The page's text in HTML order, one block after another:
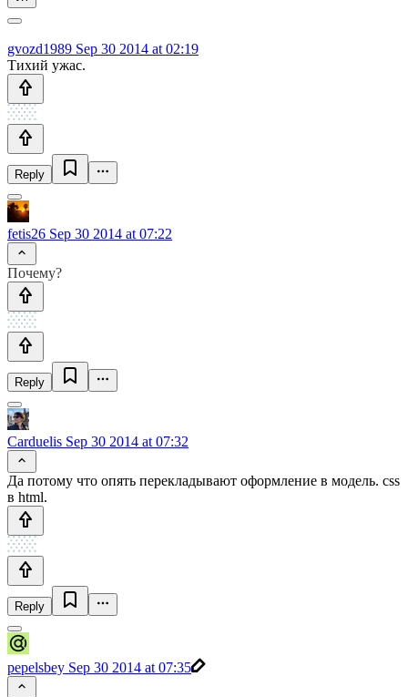
gvozd1989 Sep 30 2014 at 02:19
Тихий ужас.
Reply
fetis26 Sep 30 2014 at 07:22
Почему?
Reply
Carduelis Sep 30 2014 at 07:32
Да потому что опять перекладывают оформление в модель. css
в html.
Reply
pepelsbey Sep 30 2014 at 07:35